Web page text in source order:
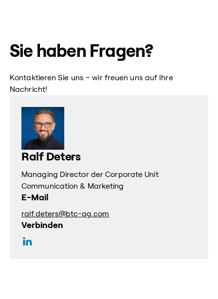
Sie haben Fragen?
Kontaktieren Sie uns – wir freuen uns auf Ihre
Nachricht!
Ralf Deters
Managing Director der Corporate Unit
Communication & Marketing
E-Mail
ralf.deters@btc-ag.com
Verbinden